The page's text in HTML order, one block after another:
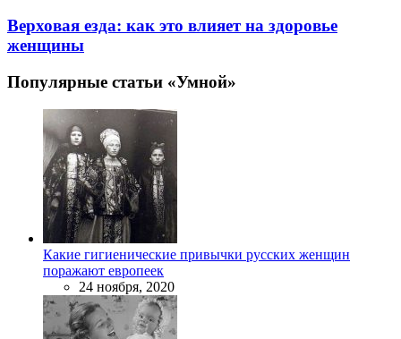
Верховая езда: как это влияет на здоровье
женщины
Популярные статьи «Умной»
Какие гигиенические привычки русских женщин
поражают европеек
24 ноября, 2020